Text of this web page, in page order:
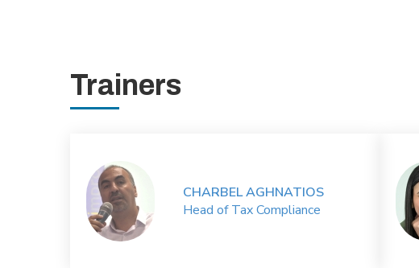
Trainers
CHARBEL AGHNATIOS
Head of Tax Compliance